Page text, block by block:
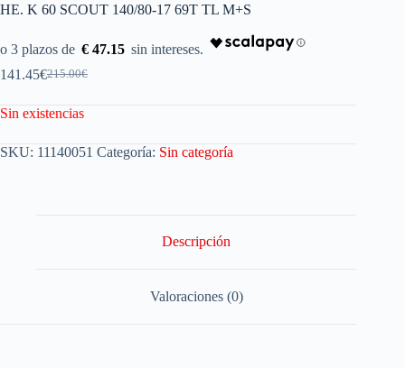
HE. K 60 SCOUT 140/80-17 69T TL M+S
€ 47.15
215.00€
141.45€
Sin existencias
SKU: 11140051 Categoría: Sin categoría
Descripción
Valoraciones (0)